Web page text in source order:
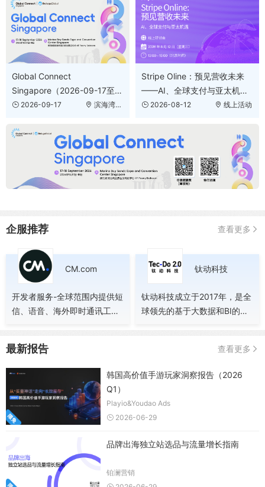
Global Connect
Singapore（2026-09-17至
2026-09-18）
2026-09-17
中心 4F
Peony
Ballroom
Stripe Oline：预见营收未来
——AI、全球支付与亚太机遇
（2026-08-12）
2026-08-12 线上活动
企服推荐 查看更多
CM.com
开发者服务-全球范围内提供短
信、语音、海外即时通讯工具
Viber）、客服云、欧洲支付等
对话式商务解决方案
钛动科技
钛动科技成立于2017年，是全
球领先的基于大数据和BI的商
观，旨在通过技术能力抽样提
能帮助客户的一站式平台。
最新报告 查看更多
韩国高价值手游玩家洞察报告（2026
Q1）
Playio&Youdao Ads
2026-06-29
品牌出海独立站选品与流量增长指南
铂澜营销